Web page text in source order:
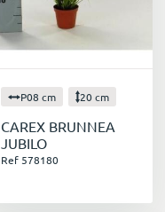
P08 cm 20 cm
CAREX BRUNNEA
JUBILO
Ref 578180